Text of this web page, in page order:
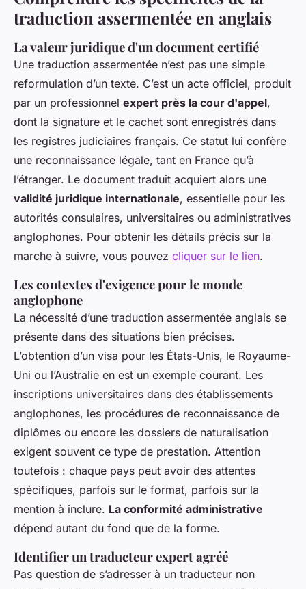
traduction assermentée en anglais
La valeur juridique d'un document certifié
Une traduction assermentée n’est pas une simple
reformulation d’un texte. C’est un acte officiel, produit
par un professionnel expert près la cour d'appel,
dont la signature et le cachet sont enregistrés dans
les registres judiciaires français. Ce statut lui confère
une reconnaissance légale, tant en France qu’à
l’étranger. Le document traduit acquiert alors une
validité juridique internationale, essentielle pour les
autorités consulaires, universitaires ou administratives
anglophones. Pour obtenir les détails précis sur la
marche à suivre, vous pouvez cliquer sur le lien.
Les contextes d'exigence pour le monde
anglophone
La nécessité d’une traduction assermentée anglais se
présente dans des situations bien précises.
L’obtention d’un visa pour les États-Unis, le Royaume-
Uni ou l’Australie en est un exemple courant. Les
inscriptions universitaires dans des établissements
anglophones, les procédures de reconnaissance de
diplômes ou encore les dossiers de naturalisation
exigent souvent ce type de prestation. Attention
toutefois : chaque pays peut avoir des attentes
spécifiques, parfois sur le format, parfois sur la
mention à inclure. La conformité administrative
dépend autant du fond que de la forme.
Identifier un traducteur expert agréé
Pas question de s’adresser à un traducteur non